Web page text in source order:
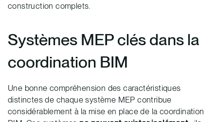
construction complets.
Systèmes MEP clés dans la
coordination BIM
Une bonne compréhension des caractéristiques
distinctes de chaque système MEP contribue
considérablement à la mise en place de la coordination